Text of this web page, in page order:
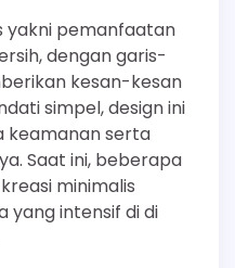
yakni pemanfaatan
dengan garis-
kesan-kesan
simpel, design ini
keamanan serta
Saat ini, beberapa
minimalis
yang intensif di di